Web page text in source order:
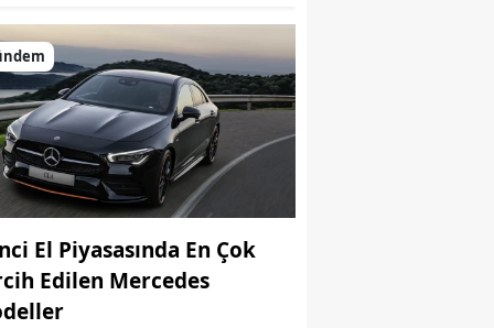
Çankırı
Çorum
Denizli
Diyarbakır
Elazığ
El Piyasasında En Çok
Edilen Mercedes